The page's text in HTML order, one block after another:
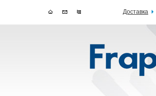
Доставка